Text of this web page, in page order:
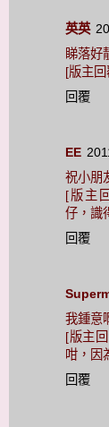
英英
睇落好
[版主
回覆
EE
祝小朋
[版主
仔，識
回覆
我鍾意
[版主
咁，因
回覆